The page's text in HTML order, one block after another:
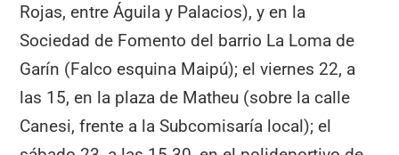
Rojas, entre Águila y Palacios), y en la
Sociedad de Fomento del barrio La Loma de
Garín (Falco esquina Maipú); el viernes 22, a
las 15, en la plaza de Matheu (sobre la calle
Canesi, frente a la Subcomisaría local); el